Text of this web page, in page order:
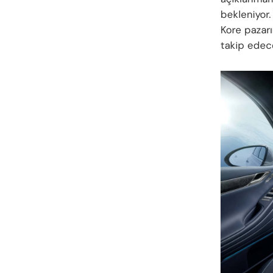
Kore
takip